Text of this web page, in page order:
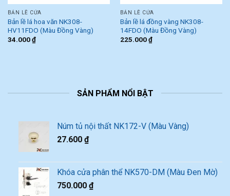
BẢN LỀ CỬA
Bản lề lá hoa văn NK308-
HV11FDO (Màu Đồng Vàng)
34.000₫
BẢN LỀ CỬA
Bản lề lá đồng vàng NK308-
14FDO (Màu Đồng Vàng)
225.000₫
SẢN PHẨM NỔI BẬT
Núm tủ nội thất NK172-V (Màu Vàng)
27.600 ₫
Khóa cửa phân thể NK570-DM (Màu Đen Mờ)
750.000 ₫